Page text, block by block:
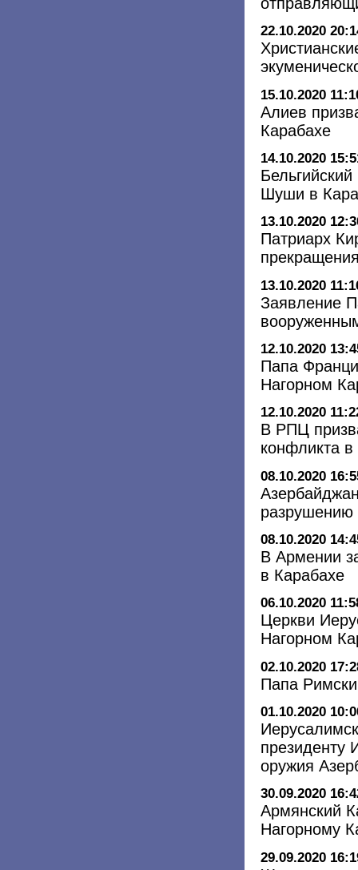
22.10.2020
15.10.2020
Алиев
Карабахе
14.10.2020
Шуши в
13.10.2020
Патриарх
13.10.2020
Заявление
12.10.2020
Папа
Нагорном
12.10.2020
В РПЦ
конфликта
08.10.2020
разрушению
08.10.2020
В Армении
в Карабахе
06.10.2020
Церкви
Нагорном
02.10.2020
Папа
01.10.2020
президенту
оружия
30.09.2020
Армянский
Нагорному
29.09.2020